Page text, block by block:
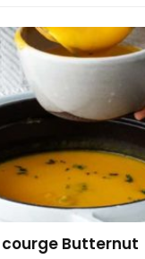
courge Butternut